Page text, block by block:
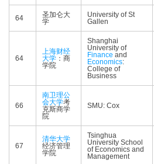
64
圣加仑大
学
University of St
Gallen
64
上海财经
大学 ：商
学院
Shanghai
University of
Finance and
Economics:
College of
Business
66
南卫理公
会大学考
克斯商学
院
SMU: Cox
67
清华大学
经济管理
学院
Tsinghua
University School
of Economics and
Management